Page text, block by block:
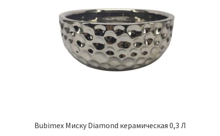
Bubimex Миску Diamond керамическая 0,3 Л